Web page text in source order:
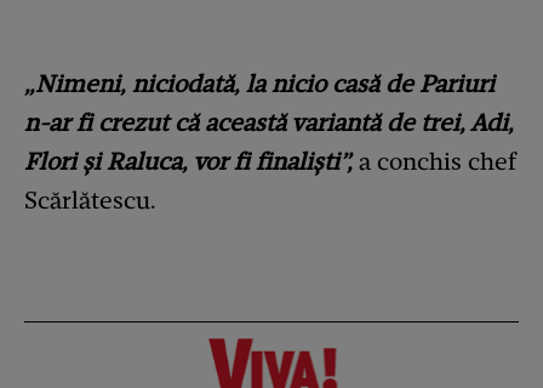
„Nimeni, niciodată, la nicio casă de Pariuri
n-ar fi crezut că această variantă de trei, Adi,
Flori și Raluca, vor fi finaliști”,a conchis chef
Scărlătescu.